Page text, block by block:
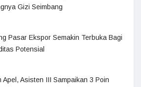
Gizi Seimbang
Pasar Ekspor Semakin Terbuka Bagi
Potensial
Apel, Asisten III Sampaikan 3 Poin